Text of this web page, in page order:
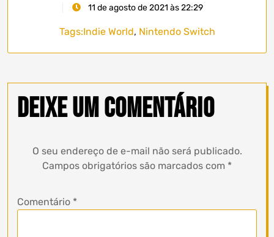
11 de agosto de 2021 às 22:29
Tags:Indie World, Nintendo Switch
Deixe um comentário
O seu endereço de e-mail não será publicado.
Campos obrigatórios são marcados com *
Comentário *